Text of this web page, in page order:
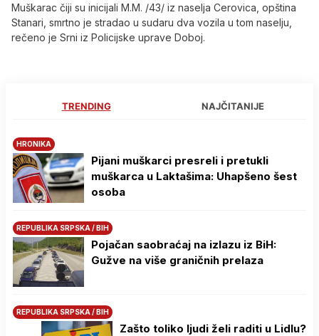
Muškarac čiji su inicijali M.M. /43/ iz naselja Cerovica, opština
Stanari, smrtno je stradao u sudaru dva vozila u tom naselju,
rečeno je Srni iz Policijske uprave Doboj.
TRENDING NAJČITANIJE
HRONIKA
Pijani muškarci presreli i pretukli
muškarca u Laktašima: Uhapšeno šest
osoba
REPUBLIKA SRPSKA / BIH
Pojačan saobraćaj na izlazu iz BiH:
Gužve na više graničnih prelaza
REPUBLIKA SRPSKA / BIH
Zašto toliko ljudi želi raditi u Lidlu?